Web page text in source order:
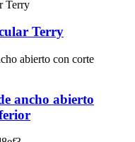
Terry
ancho abierto